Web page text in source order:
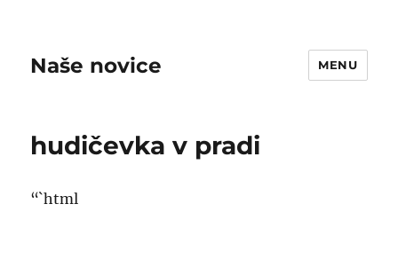
Naše novice MENU
hudičevka v pradi
“`html